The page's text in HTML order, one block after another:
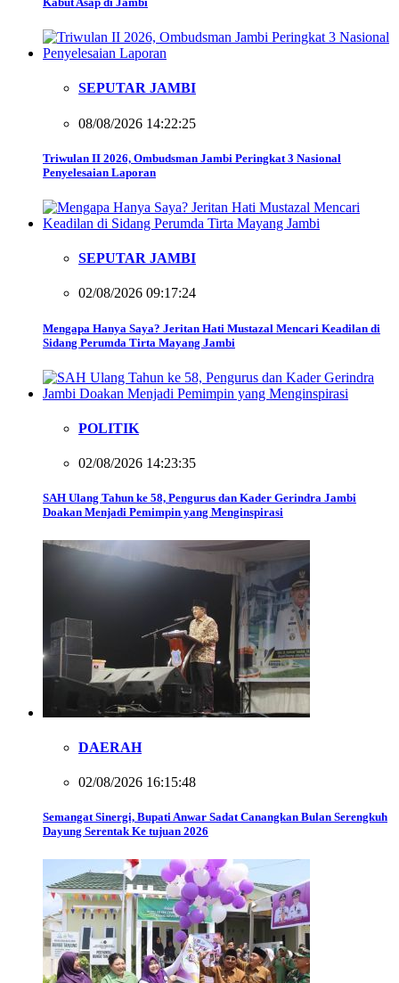
SEPUTAR JAMBI
08/08/2026 14:22:25
Triwulan II 2026, Ombudsman Jambi Peringkat 3 Nasional
Penyelesaian Laporan
SEPUTAR JAMBI
02/08/2026 09:17:24
Mengapa Hanya Saya? Jeritan Hati Mustazal Mencari Keadilan di
Sidang Perumda Tirta Mayang Jambi
POLITIK
02/08/2026 14:23:35
SAH Ulang Tahun ke 58, Pengurus dan Kader Gerindra Jambi
Doakan Menjadi Pemimpin yang Menginspirasi
DAERAH
02/08/2026 16:15:48
Semangat Sinergi, Bupati Anwar Sadat Canangkan Bulan Serengkuh
Dayung Serentak Ke tujuan 2026